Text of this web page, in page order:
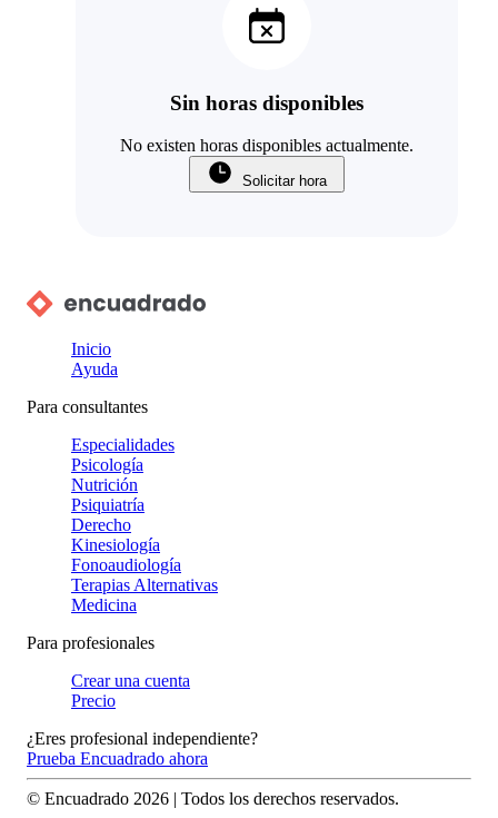
Sin horas disponibles
No existen horas disponibles actualmente.
Solicitar hora
Inicio
Ayuda
Para consultantes
Especialidades
Psicología
Nutrición
Psiquiatría
Derecho
Kinesiología
Fonoaudiología
Terapias Alternativas
Medicina
Para profesionales
Crear una cuenta
Precio
¿Eres profesional independiente?
Prueba Encuadrado ahora
© Encuadrado 2026 | Todos los derechos reservados.